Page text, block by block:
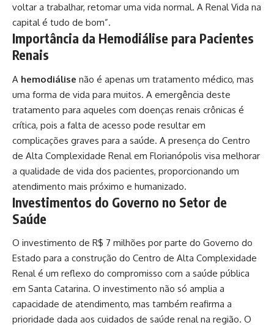
voltar a trabalhar, retomar uma vida normal. A Renal Vida na
capital é tudo de bom”.
Importância da Hemodiálise para Pacientes
Renais
A hemodiálise não é apenas um tratamento médico, mas
uma forma de vida para muitos. A emergência deste
tratamento para aqueles com doenças renais crônicas é
crítica, pois a falta de acesso pode resultar em
complicações graves para a saúde. A presença do Centro
de Alta Complexidade Renal em Florianópolis visa melhorar
a qualidade de vida dos pacientes, proporcionando um
atendimento mais próximo e humanizado.
Investimentos do Governo no Setor de
Saúde
O investimento de R$ 7 milhões por parte do Governo do
Estado para a construção do Centro de Alta Complexidade
Renal é um reflexo do compromisso com a saúde pública
em Santa Catarina. O investimento não só amplia a
capacidade de atendimento, mas também reafirma a
prioridade dada aos cuidados de saúde renal na região. O